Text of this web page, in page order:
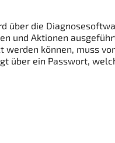
über die
und Aktionen
können, muss
über ein Passwort,